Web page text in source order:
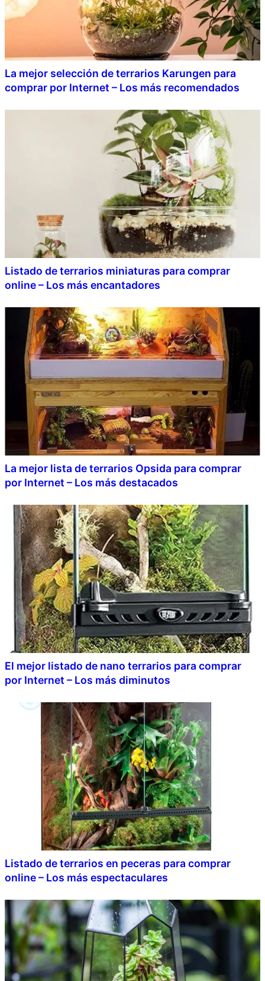
La mejor selección de terrarios Karungen para
comprar por Internet – Los más recomendados
Listado de terrarios miniaturas para comprar
online – Los más encantadores
La mejor lista de terrarios Opsida para comprar
por Internet – Los más destacados
El mejor listado de nano terrarios para comprar
por Internet – Los más diminutos
Listado de terrarios en peceras para comprar
online – Los más espectaculares